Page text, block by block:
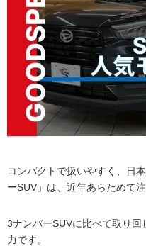
コンパクトで扱いやすく、日
ーSUV」は、近年あらためて
3ナンバーSUVに比べて取り
力です。